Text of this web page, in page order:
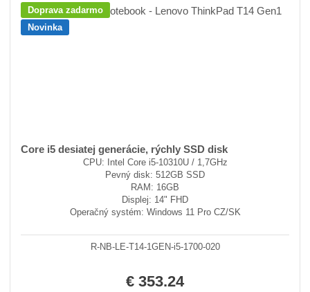
Doprava zadarmo
Novinka
Core i5 desiatej generácie, rýchly SSD disk
CPU: Intel Core i5-10310U / 1,7GHz
Pevný disk: 512GB SSD
RAM: 16GB
Displej: 14" FHD
Operačný systém: Windows 11 Pro CZ/SK
R-NB-LE-T14-1GEN-i5-1700-020
€ 353.24